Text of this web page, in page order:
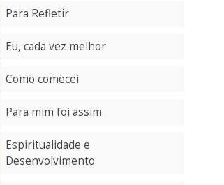
Para Refletir
Eu, cada vez melhor
Como comecei
Para mim foi assim
Espiritualidade e
Desenvolvimento